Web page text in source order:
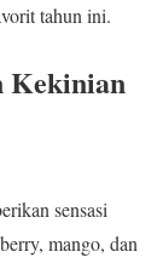
tahun ini.
Kekinian
sensasi
mango, dan